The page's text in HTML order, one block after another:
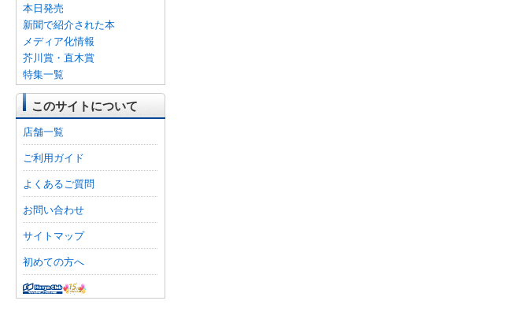
本日発売
新聞で紹介された本
メディア化情報
芥川賞・直木賞
特集一覧
このサイトについて
店舗一覧
ご利用ガイド
よくあるご質問
お問い合わせ
サイトマップ
初めての方へ